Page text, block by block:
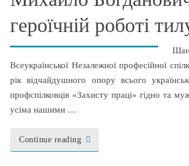
героїчній роботі
Всеукраїнської Незалежної професійної
рік відчайдушного опору всього
профспілковців «Захисту праці» гідно та
усіма нашими …
Continue reading